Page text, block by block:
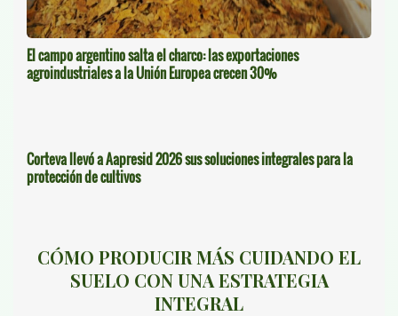
El campo argentino salta el charco: las exportaciones
agroindustriales a la Unión Europea crecen 30%
Corteva llevó a Aapresid 2026 sus soluciones integrales para la
protección de cultivos
CÓMO PRODUCIR MÁS CUIDANDO EL
SUELO CON UNA ESTRATEGIA
INTEGRAL